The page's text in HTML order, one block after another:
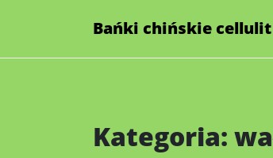
Bańki chińskie cellulit
Kategoria: